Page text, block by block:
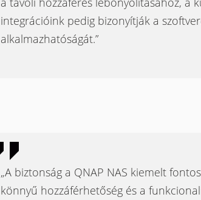
integrációink pedig bizonyítják a
alkalmazhatóságát.”
„A biztonság a QNAP NAS kiemelt
könnyű hozzáférhetőség és a